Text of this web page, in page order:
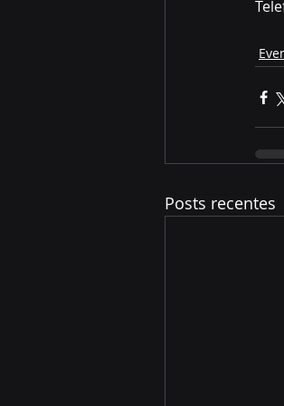
Posts recentes